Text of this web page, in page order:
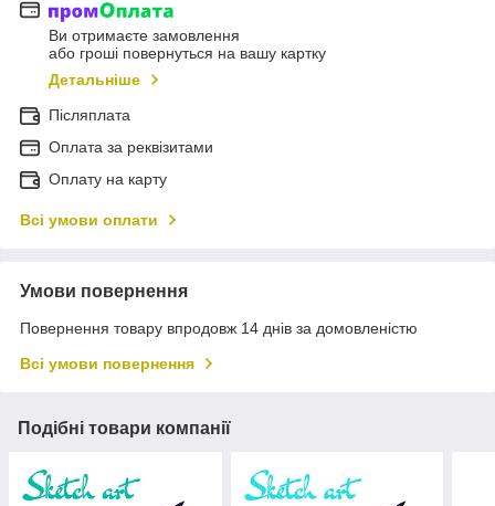
Ви отримаєте замовлення
або гроші повернуться на вашу картку
Детальніше
Післяплата
Оплата за реквізитами
Оплату на карту
Всі умови оплати
Умови повернення
Повернення товару впродовж 14 днів за домовленістю
Всі умови повернення
Подібні товари компанії